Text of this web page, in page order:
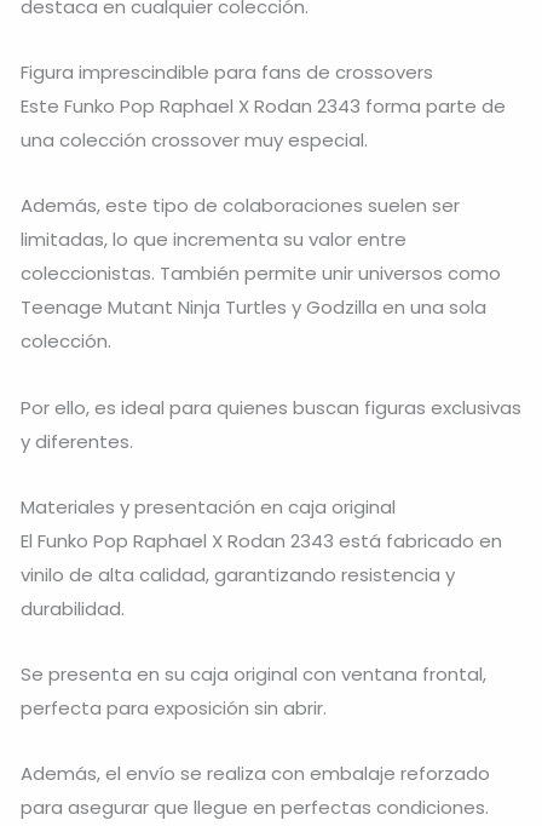
destaca en cualquier colección.
Figura imprescindible para fans de crossovers
Este Funko Pop Raphael X Rodan 2343 forma parte de
una colección crossover muy especial.
Además, este tipo de colaboraciones suelen ser
limitadas, lo que incrementa su valor entre
coleccionistas. También permite unir universos como
Teenage Mutant Ninja Turtles y Godzilla en una sola
colección.
Por ello, es ideal para quienes buscan figuras exclusivas
y diferentes.
Materiales y presentación en caja original
El Funko Pop Raphael X Rodan 2343 está fabricado en
vinilo de alta calidad, garantizando resistencia y
durabilidad.
Se presenta en su caja original con ventana frontal,
perfecta para exposición sin abrir.
Además, el envío se realiza con embalaje reforzado
para asegurar que llegue en perfectas condiciones.